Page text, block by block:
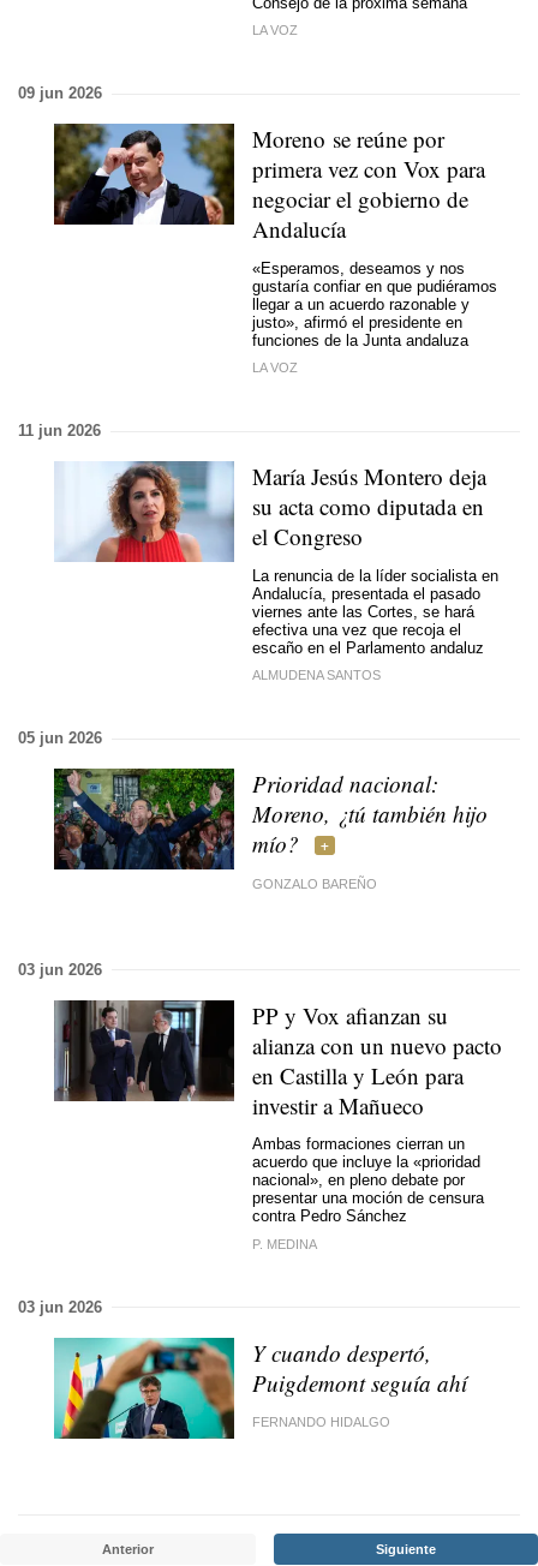
LA VOZ
09 jun 2026
Moreno se reúne por
primera vez con Vox para
negociar el gobierno de
Andalucía
«Esperamos, deseamos y nos
gustaría confiar en que pudiéramos
llegar a un acuerdo razonable y
justo», afirmó el presidente en
funciones de la Junta andaluza
LA VOZ
11 jun 2026
María Jesús Montero deja
su acta como diputada en
el Congreso
La renuncia de la líder socialista en
Andalucía, presentada el pasado
viernes ante las Cortes, se hará
efectiva una vez que recoja el
escaño en el Parlamento andaluz
ALMUDENA SANTOS
05 jun 2026
Prioridad nacional:
Moreno, ¿tú también hijo
mío?
GONZALO BAREÑO
03 jun 2026
PP y Vox afianzan su
alianza con un nuevo pacto
en Castilla y León para
investir a Mañueco
Ambas formaciones cierran un
acuerdo que incluye la «prioridad
nacional», en pleno debate por
presentar una moción de censura
contra Pedro Sánchez
P. MEDINA
03 jun 2026
Y cuando despertó,
Puigdemont seguía ahí
FERNANDO HIDALGO
Anterior Siguiente